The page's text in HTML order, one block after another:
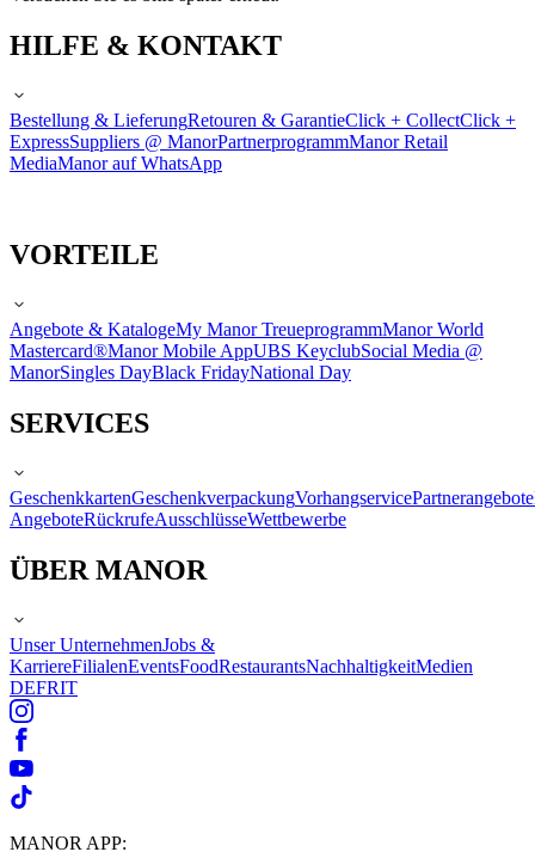
HILFE & KONTAKT
Bestellung & LieferungRetouren & GarantieClick + CollectClick +
ExpressSuppliers @ ManorPartnerprogrammManor Retail
MediaManor auf WhatsApp
VORTEILE
Angebote & KatalogeMy Manor TreueprogrammManor World
Mastercard®Manor Mobile AppUBS KeyclubSocial Media @
ManorSingles DayBlack FridayNational Day
SERVICES
GeschenkkartenGeschenkverpackungVorhangservicePartnerangebote
AngeboteRückrufeAusschlüsseWettbewerbe
ÜBER MANOR
Unser UnternehmenJobs &
KarriereFilialenEventsFoodRestaurantsNachhaltigkeitMedien
DEFRIT
MANOR APP: